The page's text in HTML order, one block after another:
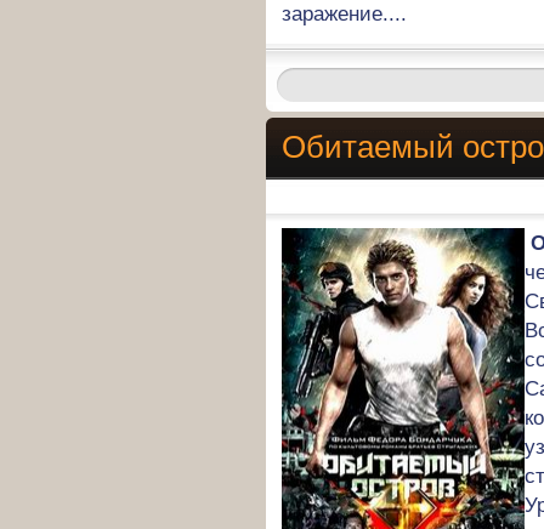
заражение....
Обитаемый